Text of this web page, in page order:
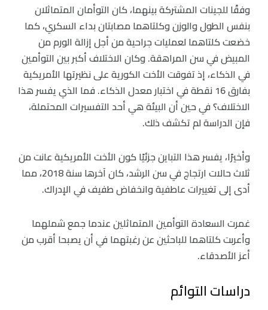
وفقًا للجينات المشتركة بينهما، كان التوأمان المتماثلان
بنفس الطول والوزن وكلتاهما مصابتان بداء السكري، كما
خضعت كلتاهما لعمليات جراحية من أجل إزالة الورم من
المبيض في سن المراهقة. وكان الاختلاف أكبر بين التوأمين
في الذكاء، إذ تفوقت الأخت الكورية على نظيرتها الأمريكية
بفارق 16 نقطة في اختبار معدل الذكاء. فما الذي يفسر هذا
الاختلاف؟ في حين أن البيئة هي أحد التفسيرات المحتملة،
فإن الدراسة لم تكشف ذلك.
وأخيرًا، يفسر هذا التباين جزئيًا كون الأخت الأمريكية عانت من
ثلاث حالات ارتجاج في سن الرشد، كان آخرها سنة 2018، مما
أدى إلى تغييرات عاطفية وانخفاض طفيف في الإدراك.
غمرت السعادة التوأمين المتماثلين عندما جمع شملهما
وأعربت كلتاهما للباحثين عن رغبتهما في أن يصبحا أقرب من
أعز الأصدقاء.
دراسات التوائم